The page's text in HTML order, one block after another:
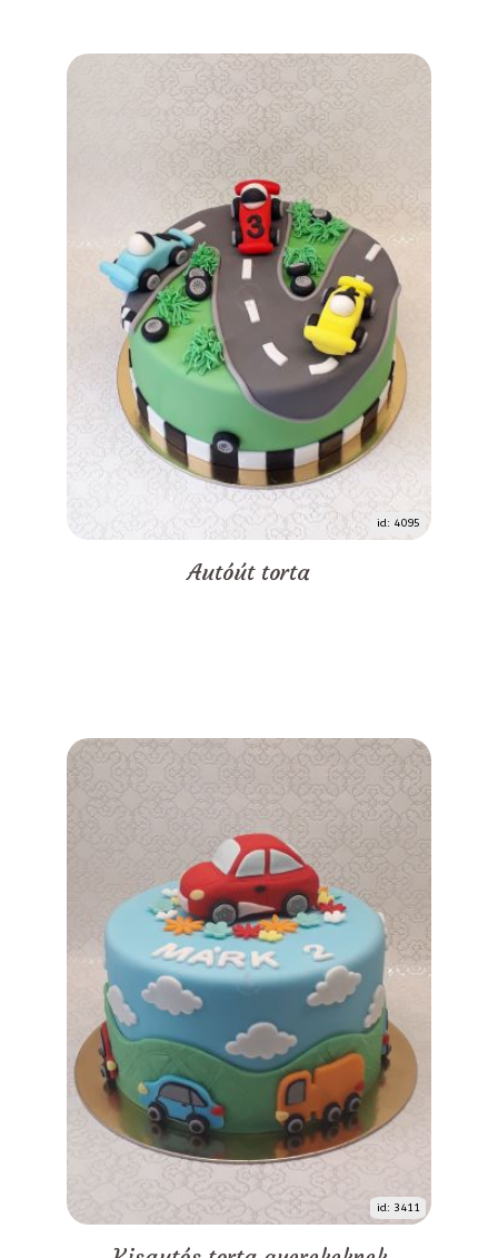
id: 4095
Autóút torta
id: 3411